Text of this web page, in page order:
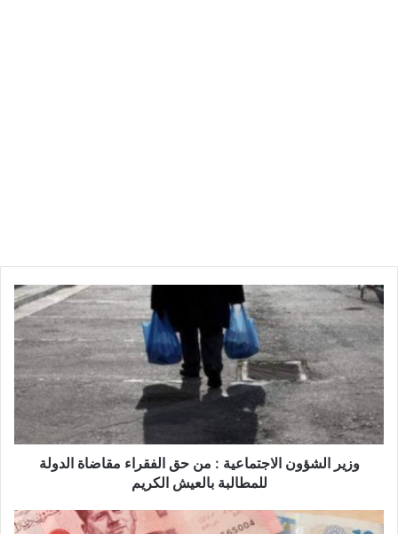
و
ز
ر
ا
ل
ؤ
و
وزير الشؤون الاجتماعية : من حق الفقراء مقاضاة الدولة
للمطالبة بالعيش الكريم